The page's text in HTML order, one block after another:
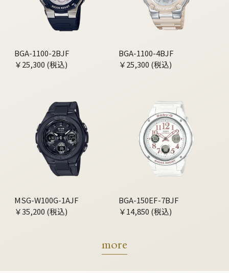
BGA-1100-2BJF
￥25,300 (税込)
BGA-1100-4BJF
￥25,300 (税込)
MSG-W100G-1AJF
￥35,200 (税込)
BGA-150EF-7BJF
￥14,850 (税込)
more